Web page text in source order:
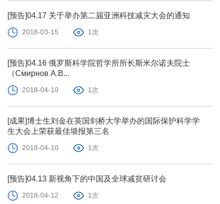
[预告]04.17 关于举办第二届亚洲科技减灾大会的通知
2018-03-15 1次
[预告]04.16 俄罗斯科学院哲学所所长斯米尔诺夫院士
（Смирнов А.В...
2018-04-10 1次
[成果]博士生刘金在英国剑桥大学举办的国际保护科学学
生大会上荣获最佳墙报第三名
2018-04-10 1次
[预告]04.13 新视角下的中国及全球减贫研讨会
2018-04-12 1次